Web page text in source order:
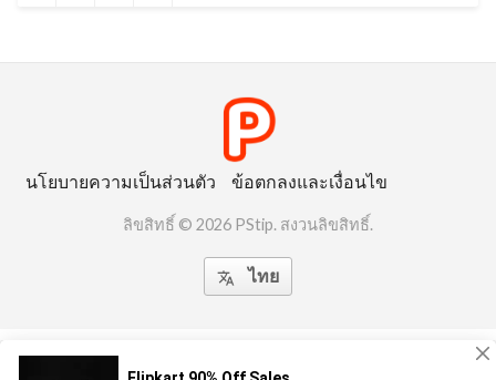
นโยบายความเป็นส่วนตัว ข้อตกลงและเงื่อนไข
ลิขสิทธิ์ © 2026 PStip. สงวนลิขสิทธิ์.
 ไทย